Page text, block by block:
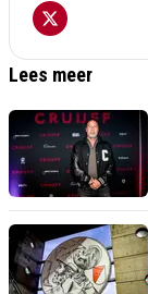
Lees meer